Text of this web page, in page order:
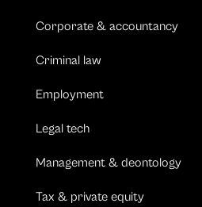
Corporate & accountancy
Criminal law
Employment
Legal tech
Management & deontology
Tax & private equity